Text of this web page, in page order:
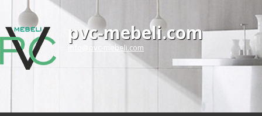
pvc-mebeli.com
info@pvc-mebeli.com